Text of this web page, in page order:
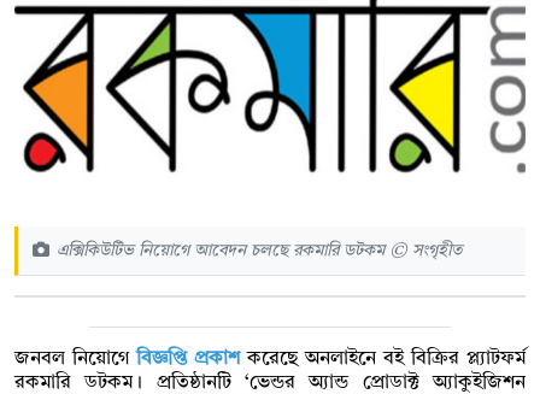
এক্সিকিউটিভ নিয়োগে আবেদন চলছে রকমারি ডটকম © সংগৃহীত
জনবল নিয়োগেবিজ্ঞপ্তি প্রকাশকরেছে অনলাইনে বই বিক্রির প্ল্যাটফর্ম
রকমারি ডটকম। প্রতিষ্ঠানটি ‘ভেন্ডর অ্যান্ড প্রোডাক্ট অ্যাকুইজিশন